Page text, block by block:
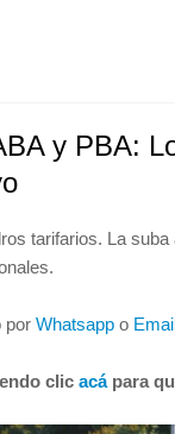
y PBA:
tarifarios. La
por Whatsappo
clic acápara